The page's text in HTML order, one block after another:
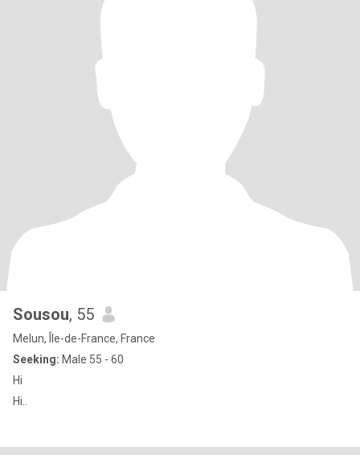
Sousou, 55
Melun, Île-de-France, France
Seeking: Male 55 - 60
Hi
Hi..